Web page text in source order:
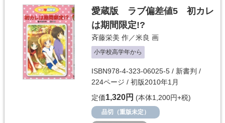
愛蔵版 ラブ偏差値5 初カレ
は期間限定!?
斉藤栄美 作／米良 画
小学校高学年から
ISBN978-4-323-06025-5 / 新書判 /
224ページ / 初版2010年1月
定価1,320円 (本体1,200円+税)
品切（重版未定）